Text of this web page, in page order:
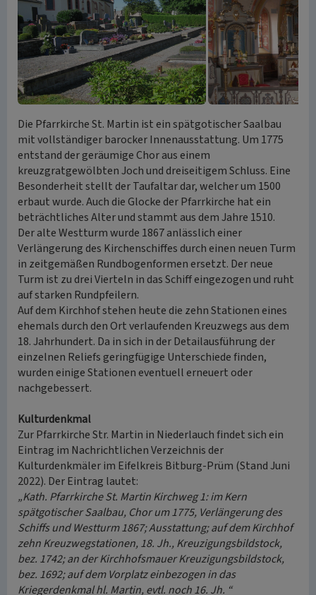
Die Pfarrkirche St. Martin ist ein spätgotischer Saalbau
mit vollständiger barocker Innenausstattung. Um 1775
entstand der geräumige Chor aus einem
kreuzgratgewölbten Joch und dreiseitigem Schluss. Eine
Besonderheit stellt der Taufaltar dar, welcher um 1500
erbaut wurde. Auch die Glocke der Pfarrkirche hat ein
beträchtliches Alter und stammt aus dem Jahre 1510.
Der alte Westturm wurde 1867 anlässlich einer
Verlängerung des Kirchenschiffes durch einen neuen Turm
in zeitgemäßen Rundbogenformen ersetzt. Der neue
Turm ist zu drei Vierteln in das Schiff eingezogen und ruht
auf starken Rundpfeilern.
Auf dem Kirchhof stehen heute die zehn Stationen eines
ehemals durch den Ort verlaufenden Kreuzwegs aus dem
18. Jahrhundert. Da in sich in der Detailausführung der
einzelnen Reliefs geringfügige Unterschiede finden,
wurden einige Stationen eventuell erneuert oder
nachgebessert.
Kulturdenkmal
Zur Pfarrkirche Str. Martin in Niederlauch findet sich ein
Eintrag im Nachrichtlichen Verzeichnis der
Kulturdenkmäler im Eifelkreis Bitburg-Prüm (Stand Juni
2022). Der Eintrag lautet:
„Kath. Pfarrkirche St. Martin Kirchweg 1: im Kern
spätgotischer Saalbau, Chor um 1775, Verlängerung des
Schiffs und Westturm 1867; Ausstattung; auf dem Kirchhof
zehn Kreuzwegstationen, 18. Jh., Kreuzigungsbildstock,
bez. 1742; an der Kirchhofsmauer Kreuzigungsbildstock,
bez. 1692; auf dem Vorplatz einbezogen in das
Kriegerdenkmal hl. Martin, evtl. noch 16. Jh. “